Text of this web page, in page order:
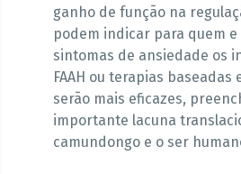
ganho de função na
podem indicar para quem e
sintomas de ansiedade os
FAAH ou terapias baseadas
serão mais eficazes,
importante lacuna
camundongo e o ser